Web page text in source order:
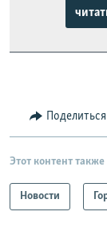
Поделиться
Этот контент
Новости